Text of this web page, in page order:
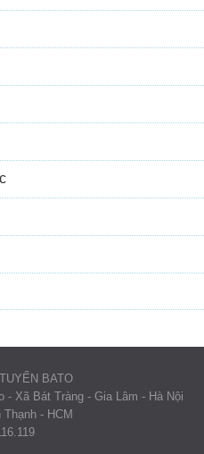
BATO
- Xã Bát Tràng - Gia Lâm - Hà Nội
- HCM